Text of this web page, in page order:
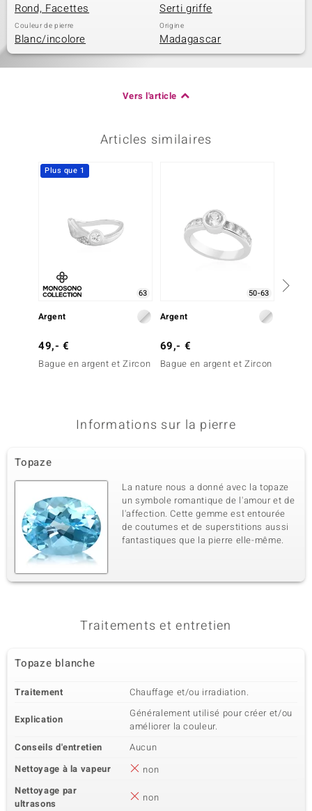
Rond, Facettes Serti griffe
Couleur de pierre
Blanc/incolore
Origine
Madagascar
Vers l'article
Articles similaires
Plus que 1
63
Argent
49,- €
Bague en argent et Zircon
50-63
Argent
69,- €
Bague en argent et Zircon
Informations sur la pierre
Topaze
La nature nous a donné avec la topaze
un symbole romantique de l'amour et de
l'affection. Cette gemme est entourée
de coutumes et de superstitions aussi
fantastiques que la pierre elle-même.
Traitements et entretien
Topaze blanche
Traitement Chauffage et/ou irradiation.
Explication
Généralement utilisé pour créer et/ou
améliorer la couleur.
Conseils d'entretien
Aucun
Nettoyage à la vapeur
non
Nettoyage par
ultrasons
non